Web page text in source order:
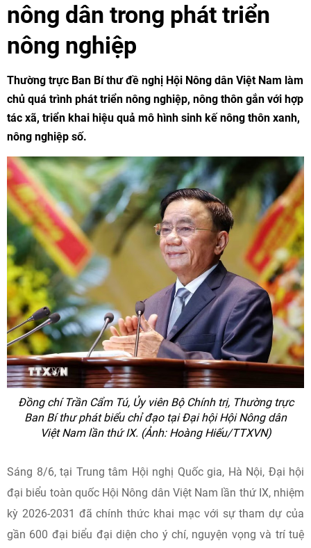
nông dân trong phát triển
nông nghiệp
Thường trực Ban Bí thư đề nghị Hội Nông dân Việt Nam làm
chủ quá trình phát triển nông nghiệp, nông thôn gắn với hợp
tác xã, triển khai hiệu quả mô hình sinh kế nông thôn xanh,
nông nghiệp số.
Đồng chí Trần Cẩm Tú, Ủy viên Bộ Chính trị, Thường trực
Ban Bí thư phát biểu chỉ đạo tại Đại hội Hội Nông dân
Việt Nam lần thứ IX. (Ảnh: Hoàng Hiếu/TTXVN)
Sáng 8/6, tại Trung tâm Hội nghị Quốc gia, Hà Nội, Đại hội
đại biểu toàn quốc Hội Nông dân Việt Nam lần thứ IX, nhiệm
kỳ 2026-2031 đã chính thức khai mạc với sự tham dự của
gần 600 đại biểu đại diện cho ý chí, nguyện vọng và trí tuệ